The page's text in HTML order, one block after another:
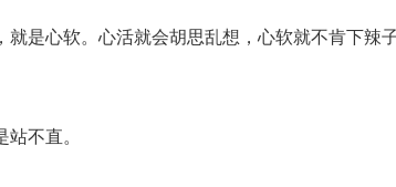
就是心软。心活就会胡思乱想，心软就不肯下
站不直。